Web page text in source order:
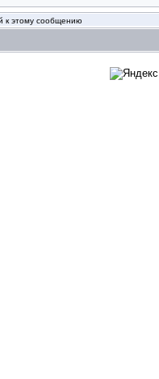
к этому сообщению